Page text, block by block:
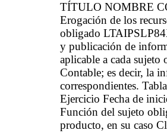
TÍTULO NOMBRE
Erogación de los
obligado
y publicación de
aplicable a cada
Contable; es decir, la
correspondientes.
Ejercicio Fecha de
Función del sujeto
producto, en su caso